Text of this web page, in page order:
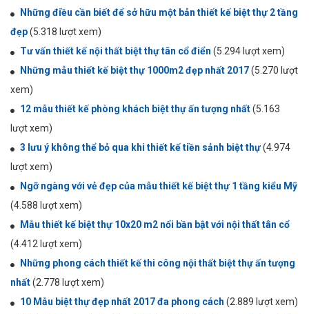
Những điều cần biết để sở hữu một bản thiết kế biệt thự 2 tầng
đẹp(5.318 lượt xem)
Tư vấn thiết kế nội thất biệt thự tân cổ điển (5.294 lượt xem)
Những mẫu thiết kế biệt thự 1000m2 đẹp nhất 2017(5.270 lượt
xem)
12 mẫu thiết kế phòng khách biệt thự ấn tượng nhất(5.163
lượt xem)
3 lưu ý không thể bỏ qua khi thiết kế tiền sảnh biệt thự(4.974
lượt xem)
Ngỡ ngàng với vẻ đẹp của mẫu thiết kế biệt thự 1 tầng kiểu Mỹ
(4.588 lượt xem)
Mẫu thiết kế biệt thự 10x20 m2 nổi bần bật với nội thất tân cổ
(4.412 lượt xem)
Những phong cách thiết kế thi công nội thất biệt thự ấn tượng
nhất(2.778 lượt xem)
10 Mẫu biệt thự đẹp nhất 2017 đa phong cách (2.889 lượt xem)